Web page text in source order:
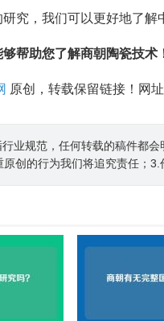
究，我们可以更好地了解
帮助您了解商朝陶瓷技术
原创，转载保留链接！网址
业规范，任何转载的稿件都
原创的行为我们将追究责任；3.